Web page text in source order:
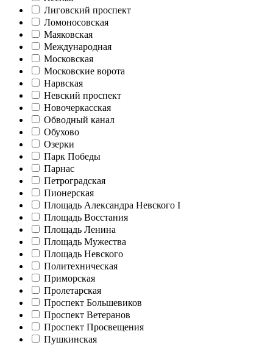
Лиговский проспект
Ломоносовская
Маяковская
Международная
Московская
Московские ворота
Нарвская
Невский проспект
Новочеркасская
Обводный канал
Обухово
Озерки
Парк Победы
Парнас
Петроградская
Пионерская
Площадь Александра Невского I
Площадь Восстания
Площадь Ленина
Площадь Мужества
Площадь Невского
Политехническая
Приморская
Пролетарская
Проспект Большевиков
Проспект Ветеранов
Проспект Просвещения
Пушкинская